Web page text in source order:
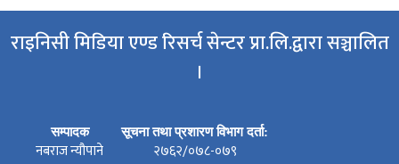
राइनिसी मिडिया एण्ड रिसर्च सेन्टर प्रा.लि.द्वारा सञ्चालित
।
सम्पादक
नबराज न्यौपाने
सूचना तथा प्रशारण विभाग दर्ता:
२७६२/०७८-०७९